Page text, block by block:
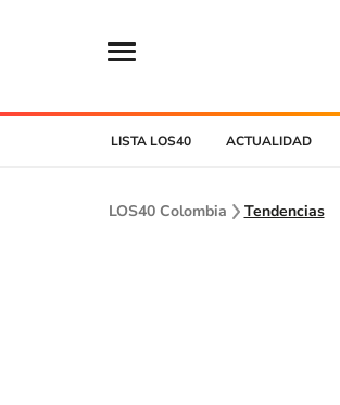
LISTA LOS40 ACTUALIDAD
LOS40 Colombia Tendencias